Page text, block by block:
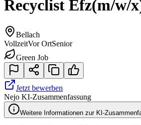
Recyclist Efz(m/w/
Bellach
VollzeitVor OrtSenior
Green Job
Jetzt bewerben
Nejo KI-Zusammenfassung
Weitere Informationen zur KI-